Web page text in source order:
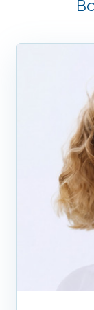
Эрозию
Туберкулез
Инородные